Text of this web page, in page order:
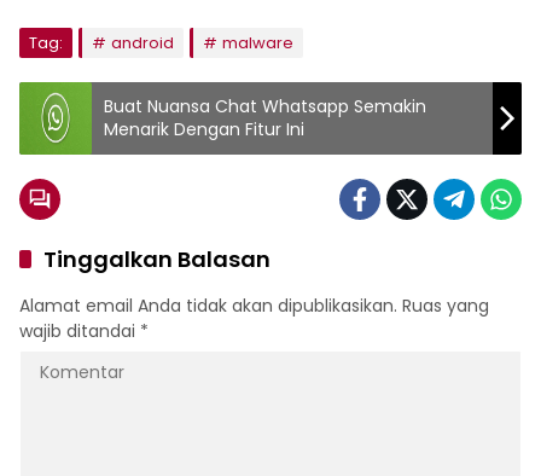
Tag: android malware
Buat Nuansa Chat Whatsapp Semakin
Menarik Dengan Fitur Ini
Tinggalkan Balasan
Alamat email Anda tidak akan dipublikasikan. Ruas yang
wajib ditandai *